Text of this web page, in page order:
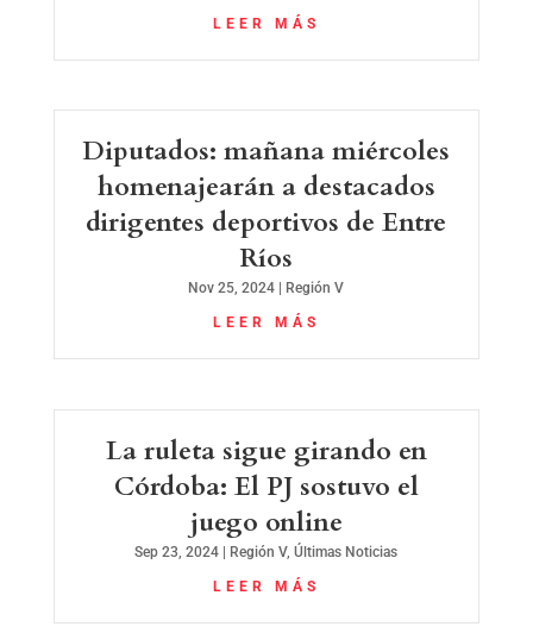
LEER MÁS
Diputados: mañana miércoles
homenajearán a destacados
dirigentes deportivos de Entre
Ríos
Nov 25, 2024 Región V
LEER MÁS
La ruleta sigue girando en
Córdoba: El PJ sostuvo el
juego online
Sep 23, 2024 | Región V,Últimas Noticias
LEER MÁS